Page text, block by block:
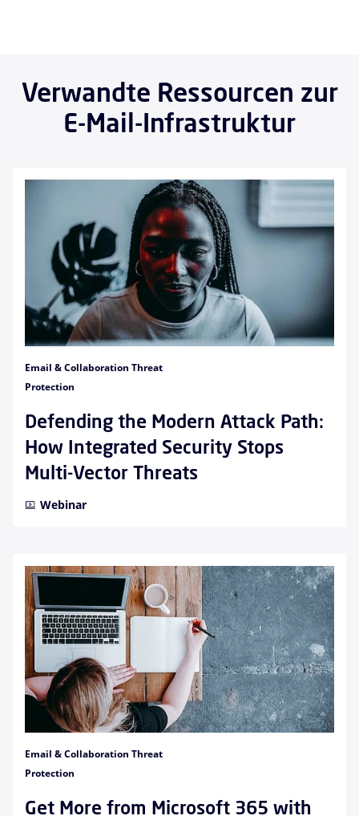
Verwandte Ressourcen zur
E-Mail-Infrastruktur
Email & Collaboration Threat
Protection
Defending the Modern Attack Path:
How Integrated Security Stops
Multi-Vector Threats
Webinar
Email & Collaboration Threat
Protection
Get More from Microsoft 365 with